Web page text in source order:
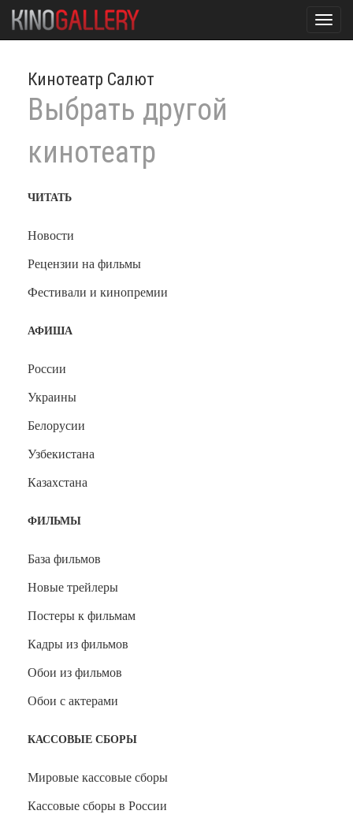
Кинотеатр Салют
Выбрать другой
кинотеатр
ЧИТАТЬ
Новости
Рецензии на фильмы
Фестивали и кинопремии
АФИША
России
Украины
Белорусии
Узбекистана
Казахстана
ФИЛЬМЫ
База фильмов
Новые трейлеры
Постеры к фильмам
Кадры из фильмов
Обои из фильмов
Обои с актерами
КАССОВЫЕ СБОРЫ
Мировые кассовые сборы
Кассовые сборы в России